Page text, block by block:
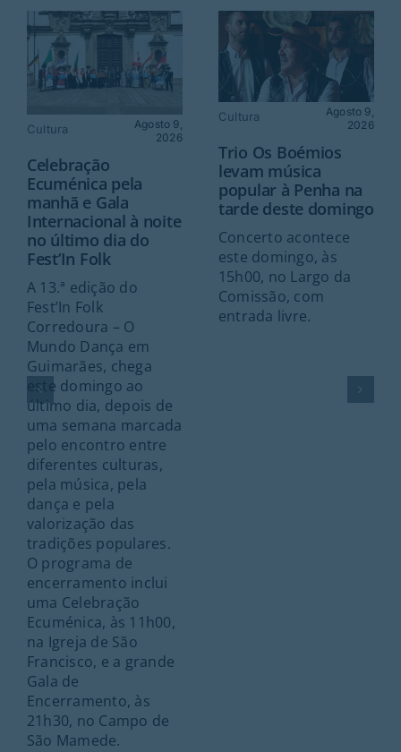
Cultura
Agosto 9,
2026
Celebração
Ecuménica pela
manhã e Gala
Internacional à noite
no último dia do
Fest’In Folk
A 13.ª edição do
Fest’In Folk
Corredoura – O
Mundo Dança em
Guimarães, chega
este domingo ao
último dia, depois de
uma semana marcada
pelo encontro entre
diferentes culturas,
pela música, pela
dança e pela
valorização das
tradições populares.
O programa de
encerramento inclui
uma Celebração
Ecuménica, às 11h00,
na Igreja de São
Francisco, e a grande
Gala de
Encerramento, às
21h30, no Campo de
São Mamede.
Cultura
Agosto 9,
2026
Trio Os Boémios
levam música
popular à Penha na
tarde deste domingo
Concerto acontece
este domingo, às
15h00, no Largo da
Comissão, com
entrada livre.